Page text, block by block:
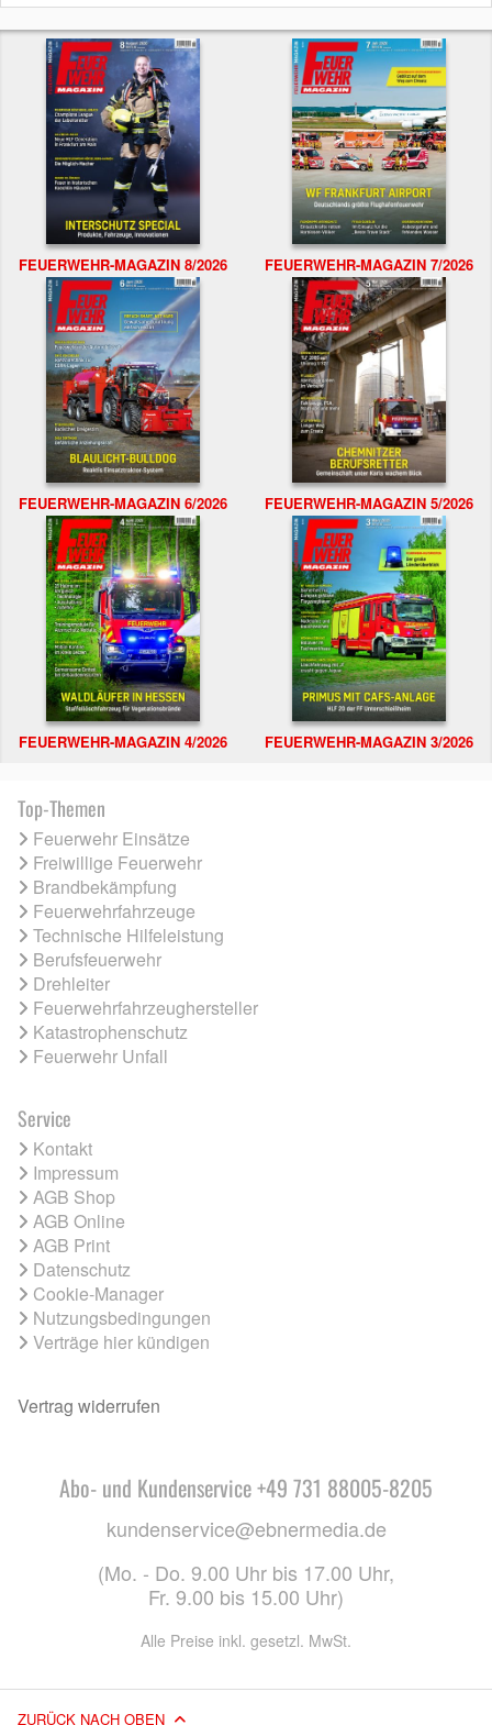
FEUERWEHR-MAGAZIN 8/2026 FEUERWEHR-MAGAZIN 7/2026
FEUERWEHR-MAGAZIN 6/2026 FEUERWEHR-MAGAZIN 5/2026
FEUERWEHR-MAGAZIN 4/2026 FEUERWEHR-MAGAZIN 3/2026
Top-Themen
Feuerwehr Einsätze
Freiwillige Feuerwehr
Brandbekämpfung
Feuerwehrfahrzeuge
Technische Hilfeleistung
Berufsfeuerwehr
Drehleiter
Feuerwehrfahrzeughersteller
Katastrophenschutz
Feuerwehr Unfall
Service
Kontakt
Impressum
AGB Shop
AGB Online
AGB Print
Datenschutz
Cookie-Manager
Nutzungsbedingungen
Verträge hier kündigen
Vertrag widerrufen
Abo- und Kundenservice +49 731 88005-8205
kundenservice@ebnermedia.de
(Mo. - Do. 9.00 Uhr bis 17.00 Uhr,
Fr. 9.00 bis 15.00 Uhr)
Alle Preise inkl. gesetzl. MwSt.
ZURÜCK NACH OBEN